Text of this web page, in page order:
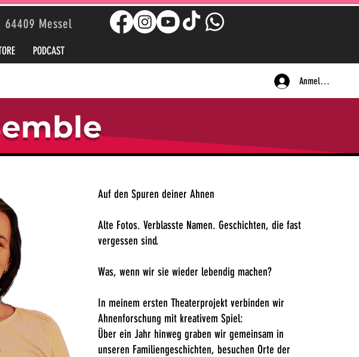
64409 Messel
PODCAST
Anmelden
Auf den Spuren deiner Ahnen
Alte Fotos. Verblasste Namen. Geschichten, die fast
vergessen sind.
Was, wenn wir sie wieder lebendig machen?
In meinem ersten Theaterprojekt verbinden wir
Ahnenforschung mit kreativem Spiel:
Über ein Jahr hinweg graben wir gemeinsam in
unseren Familiengeschichten, besuchen Orte der